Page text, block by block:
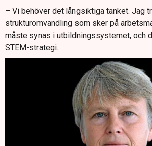
– Vi behöver det långsiktiga tänket. Jag
strukturomvandling som sker på
måste synas i utbildningssystemet, och
STEM-strategi.